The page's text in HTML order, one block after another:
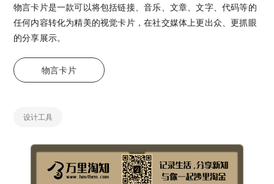
物言卡片是一款可以将包括链接、音乐、文章、文字、代码等的
任何内容转化为精美的视觉卡片，在社交媒体上更出众、更抓眼
的分享展示。
物言卡片
设计工具